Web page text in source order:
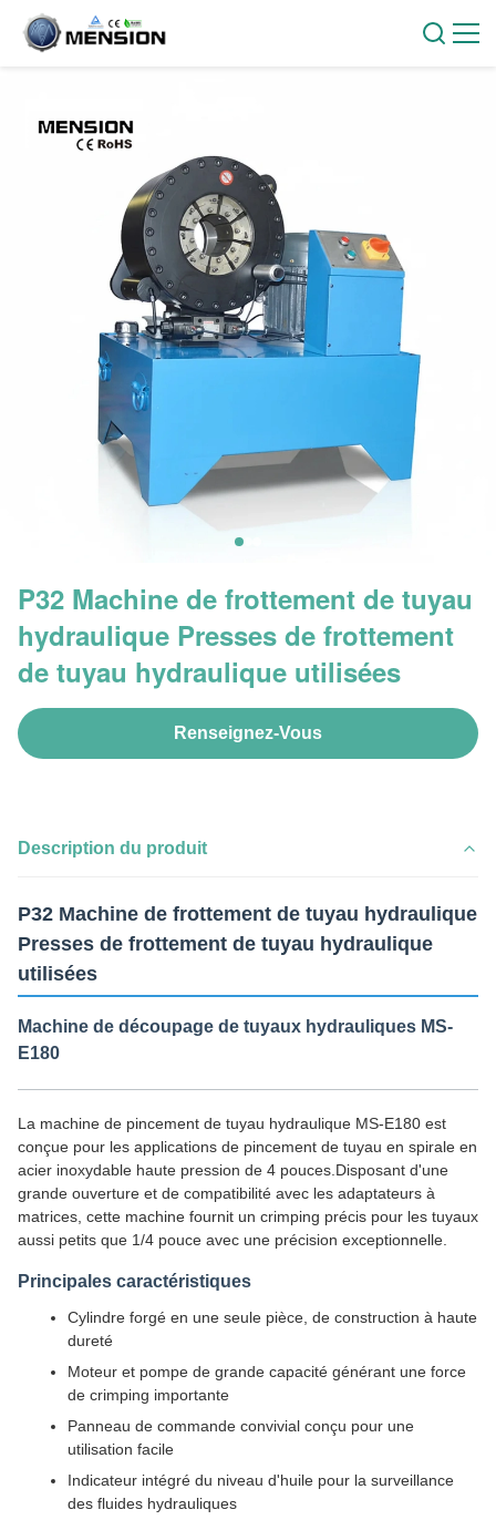
P32 Machine de frottement de tuyau
hydraulique Presses de frottement
de tuyau hydraulique utilisées
Renseignez-Vous
Description du produit
P32 Machine de frottement de tuyau hydraulique
Presses de frottement de tuyau hydraulique
utilisées
Machine de découpage de tuyaux hydrauliques MS-
E180
La machine de pincement de tuyau hydraulique MS-E180 est
conçue pour les applications de pincement de tuyau en spirale en
acier inoxydable haute pression de 4 pouces.Disposant d'une
grande ouverture et de compatibilité avec les adaptateurs à
matrices, cette machine fournit un crimping précis pour les tuyaux
aussi petits que 1/4 pouce avec une précision exceptionnelle.
Principales caractéristiques
Cylindre forgé en une seule pièce, de construction à haute
dureté
Moteur et pompe de grande capacité générant une force
de crimping importante
Panneau de commande convivial conçu pour une
utilisation facile
Indicateur intégré du niveau d'huile pour la surveillance
des fluides hydrauliques